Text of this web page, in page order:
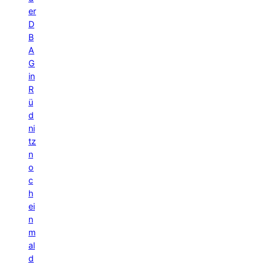
er
D
B
A
G
in
R
ü
d
ni
tz
n
o
c
h
ei
n
m
al
d